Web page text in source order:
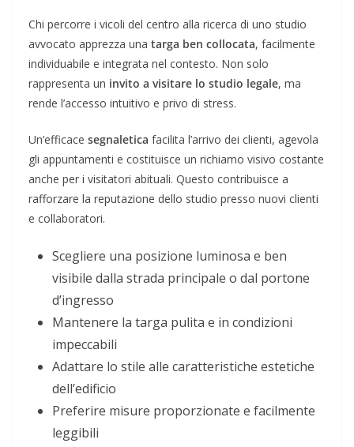
Chi percorre i vicoli del centro alla ricerca di uno studio
avvocato apprezza una targa ben collocata, facilmente
individuabile e integrata nel contesto. Non solo
rappresenta un invito a visitare lo studio legale, ma
rende l’accesso intuitivo e privo di stress.
Un’efficace segnaletica facilita l’arrivo dei clienti, agevola
gli appuntamenti e costituisce un richiamo visivo costante
anche per i visitatori abituali. Questo contribuisce a
rafforzare la reputazione dello studio presso nuovi clienti
e collaboratori.
Scegliere una posizione luminosa e ben
visibile dalla strada principale o dal portone
d’ingresso
Mantenere la targa pulita e in condizioni
impeccabili
Adattare lo stile alle caratteristiche estetiche
dell’edificio
Preferire misure proporzionate e facilmente
leggibili